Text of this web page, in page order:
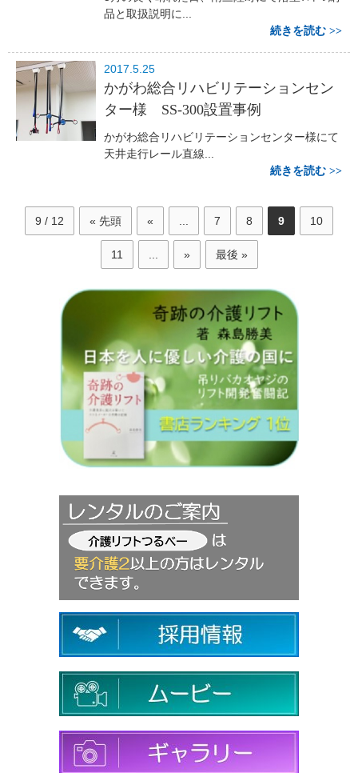
品と取扱説明に...
続きを読む
2017.5.25
かがわ総合リハビリテーションセン
ター様 SS-300設置事例
かがわ総合リハビリテーションセンター様にて
天井走行レール直線...
続きを読む
9 / 12 « 先頭 « 7 8 9 10
11 » 最後 »